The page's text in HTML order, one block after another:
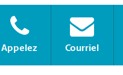
Appelez Courriel